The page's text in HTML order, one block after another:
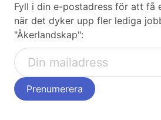
Fyll i din e-postadress för att få
när det dyker upp fler lediga
"Åkerlandskap":